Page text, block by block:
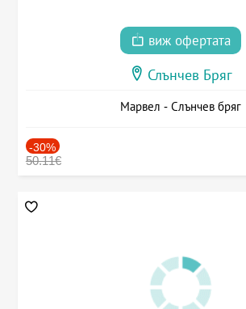
виж офертата
Слънчев Бряг
Марвел - Слънчев бряг
-30%
50.11€